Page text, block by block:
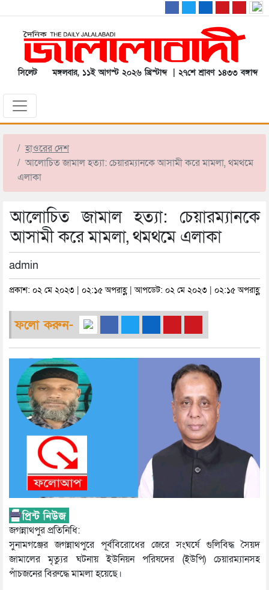
সিলেট মঙ্গলবার, ১১ই আগস্ট ২০২৬ খ্রিস্টাব্দ | ২৭শে শ্রাবণ ১৪৩৩ বঙ্গাব্দ
হাওরের দেশ
আলোচিত জামাল হত্যা: চেয়ারম্যানকে আসামী করে মামলা, থমথমে
এলাকা
আলোচিত জামাল হত্যা: চেয়ারম্যানকে
আসামী করে মামলা, থমথমে এলাকা
admin
প্রকাশ: ০২ মে ২০২৩ | ০২:১৫ অপরাহ্ণ | আপডেট: ০২ মে ২০২৩ | ০২:১৫ অপরাহ্ণ
ফলো করুন-
জগন্নাথপুর প্রতিনিধি:
সুনামগঞ্জের জগন্নাথপুরে পূর্ববিরোধের জেরে সংঘর্ষে গুলিবিদ্ধ সৈয়দ
জামালের মৃত্যুর ঘটনায় ইউনিয়ন পরিষদের (ইউপি) চেয়ারম্যানসহ
পাঁচজনের বিরুদ্ধে মামলা হয়েছে।